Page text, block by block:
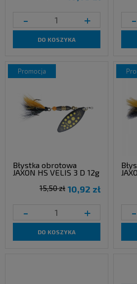
- +
DO KOSZYKA
-
Błystka obrotowa
JAXON HS VELIS 3 D 12g
10,92 zł
15,50 zł
- +
DO KOSZYKA
promocja
-